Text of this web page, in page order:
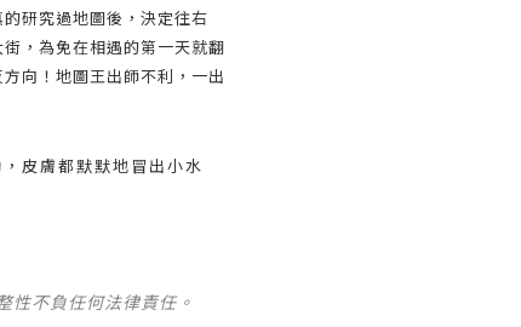
研究過地圖後，決定往右
，為免在相遇的第一天就翻
向！地圖王出師不利，一出
皮膚都默默地冒出小水
性不負任何法律責任。